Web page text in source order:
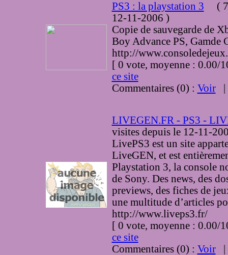
PS3 : la playstation 3 (
12-11-2006 )
Copie de sauvegarde de
Boy Advance PS, Gamde
http://
[ 0 vote, moyenne :
ce site
Commentaires (0) : Voir
LIVEGEN.FR - PS3 -
visites depuis le 12-11-
LivePS3 est un site
LiveGEN, et est
Playstation 3, la console
de Sony. Des news, des
previews, des fiches de
une multitude d’articles
http://www.liveps3.fr/
[ 0 vote, moyenne :
ce site
Commentaires (0) : Voir